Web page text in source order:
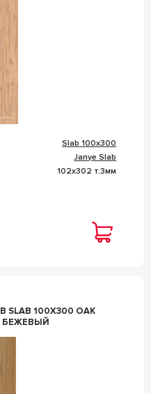
Slab 100x300
Janye Slab
102x302 т.3мм
SLAB 100X300 OAK
БЕЖЕВЫЙ